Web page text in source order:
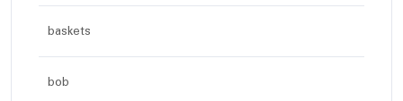
baskets
bob